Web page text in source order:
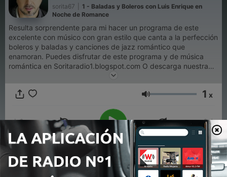
sorita67
1 - Baladas y Boleros con Luis Enrique en
Noche de Romance
Resulta sorprendente para mi hacer un programa de este
excelente con músico con gran estilo que canta a la perfección
boleros y baladas y canciones de jazz romántico que
enamoran. Puedes disfrutar de este programa y de música
romántica en Soritaradio1.blogspot.com O descarga nuestra
aplicación Soritaradio Somos SoritaRadio La radio que es para
Volumen 1 x
00:00 00:00